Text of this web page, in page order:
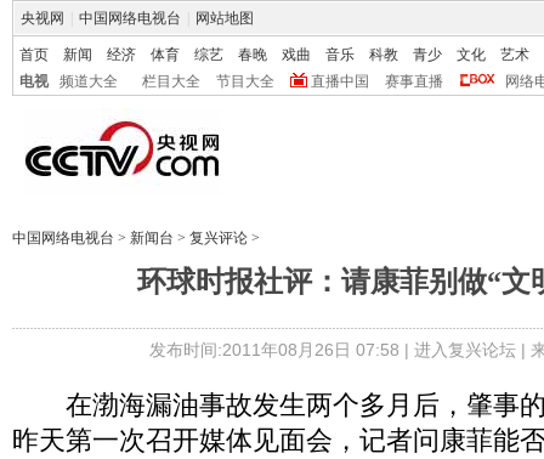
央视网 中国网络电视台 网站地图
首页 新闻 经济 体育 综艺 春晚 戏曲 音乐 科教 青少 文化
艺术
电视
频道大全 栏目大全 节目大全 直播中国 赛事直播 网络
中国网络电视台 > 新闻台 > 复兴评论 >
环球时报社评：请康菲别做“文
发布时间:2011年08月26日 07:58 | 进入复兴论坛|
在渤海漏油事故发生两个多月后，肇事
昨天第一次召开媒体见面会，记者问康菲能